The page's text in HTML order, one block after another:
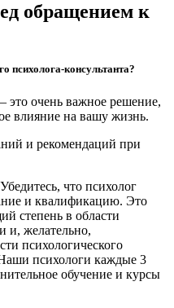
обращением к
психолога-консультанта?
это очень важное решение,
влияние на вашу жизнь.
и рекомендаций при
Убедитесь, что психолог
и квалификацию. Это
степень в области
и, желательно,
психологического
психологи каждые 3
обучение и курсы